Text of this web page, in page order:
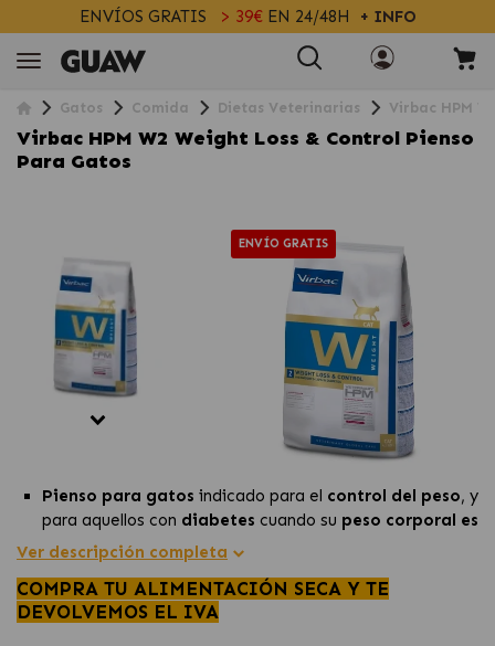
ENVÍOS GRATIS > 39€EN 24/48H + INFO
Gatos Comida Dietas Veterinarias Virbac HPM
Virbac HPM W2 Weight Loss & Control Pienso
Para Gatos
ENVÍO GRATIS
Pienso para gatos indicado para el control del peso, y
para aquellos con diabetes cuando su peso corporal es
normal.
Destaca por
mantener
pérdida de peso, respaldado por estudios de eficacia.
Contribuye a lagestión de la diabetes
Ver descripción completa
COMPRA TU ALIMENTACIÓN SECA Y TE
DEVOLVEMOS EL IVA